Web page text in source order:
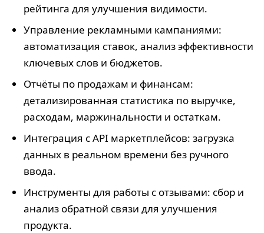
рейтинга для улучшения видимости.
Управление рекламными кампаниями:
автоматизация ставок, анализ эффективности
ключевых слов и бюджетов.
Отчёты по продажам и финансам:
детализированная статистика по выручке,
расходам, маржинальности и остаткам.
Интеграция с API маркетплейсов: загрузка
данных в реальном времени без ручного
ввода.
Инструменты для работы с отзывами: сбор и
анализ обратной связи для улучшения
продукта.